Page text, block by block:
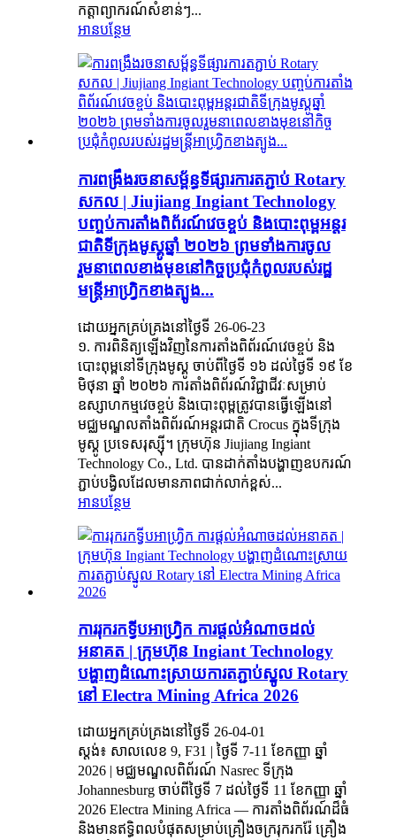
កត្តាព្យាករណ៍សំខាន់ៗ...
អានបន្ថែម
ការពង្រឹងរចនាសម្ព័ន្ធទីផ្សារការតភ្ជាប់ Rotary
សកល | Jiujiang Ingiant Technology
បញ្ចប់ការតាំងពិព័រណ៍វេចខ្ចប់ និងបោះពុម្ពអន្តរ
ជាតិទីក្រុងមូស្គូឆ្នាំ ២០២៦ ព្រមទាំងការចូល
រួមនាពេលខាងមុខនៅកិច្ចប្រជុំកំពូលរបស់រដ្ឋ
មន្ត្រីអាហ្វ្រិកខាងត្បូង...
ដោយអ្នកគ្រប់គ្រងនៅថ្ងៃទី 26-06-23
១. ការពិនិត្យឡើងវិញនៃការតាំងពិព័រណ៍វេចខ្ចប់ និង
បោះពុម្ពនៅទីក្រុងមូស្គូ ចាប់ពីថ្ងៃទី ១៦ ដល់ថ្ងៃទី ១៩ ខែ
មិថុនា ឆ្នាំ ២០២៦ ការតាំងពិព័រណ៍វិជ្ជាជីវៈសម្រាប់
ឧស្សាហកម្មវេចខ្ចប់ និងបោះពុម្ពត្រូវបានធ្វើឡើងនៅ
មជ្ឈមណ្ឌលតាំងពិព័រណ៍អន្តរជាតិ Crocus ក្នុងទីក្រុង
មូស្គូ ប្រទេសរុស្ស៊ី។ ក្រុមហ៊ុន Jiujiang Ingiant
Technology Co., Ltd. បានដាក់តាំងបង្ហាញឧបករណ៍
ភ្ជាប់បង្វិលដែលមានភាពជាក់លាក់ខ្ពស់...
អានបន្ថែម
ការរុករកទ្វីបអាហ្វ្រិក ការផ្តល់អំណាចដល់
អនាគត | ក្រុមហ៊ុន Ingiant Technology
បង្ហាញដំណោះស្រាយការតភ្ជាប់ស្នូល Rotary
នៅ Electra Mining Africa 2026
ដោយអ្នកគ្រប់គ្រងនៅថ្ងៃទី 26-04-01
ស្តង់៖ សាលលេខ 9, F31 | ថ្ងៃទី 7-11 ខែកញ្ញា ឆ្នាំ
2026 | មជ្ឈមណ្ឌលពិព័រណ៍ Nasrec ទីក្រុង
Johannesburg ចាប់ពីថ្ងៃទី 7 ដល់ថ្ងៃទី 11 ខែកញ្ញា ឆ្នាំ
2026 Electra Mining Africa — ការតាំងពិព័រណ៍ដ៏ធំ
និងមានឥទ្ធិពលបំផុតសម្រាប់គ្រឿងចក្ររុករករ៉ែ គ្រឿង